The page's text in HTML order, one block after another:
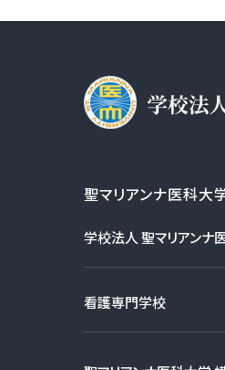
聖マリアンナ医科
学校法人 聖マリアンナ
看護専門学校